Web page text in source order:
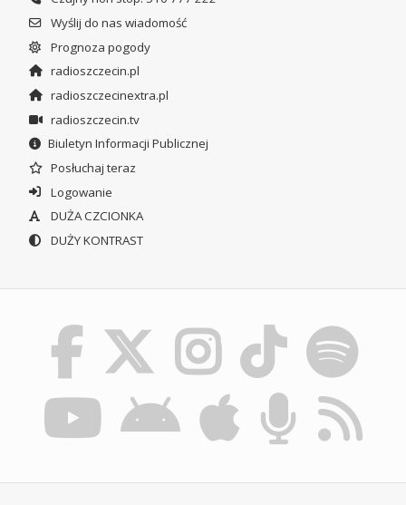
Wyślij do nas wiadomość
Prognoza pogody
radioszczecin.pl
radioszczecinextra.pl
radioszczecin.tv
Biuletyn Informacji Publicznej
Posłuchaj teraz
Logowanie
DUŻA CZCIONKA
DUŻY KONTRAST